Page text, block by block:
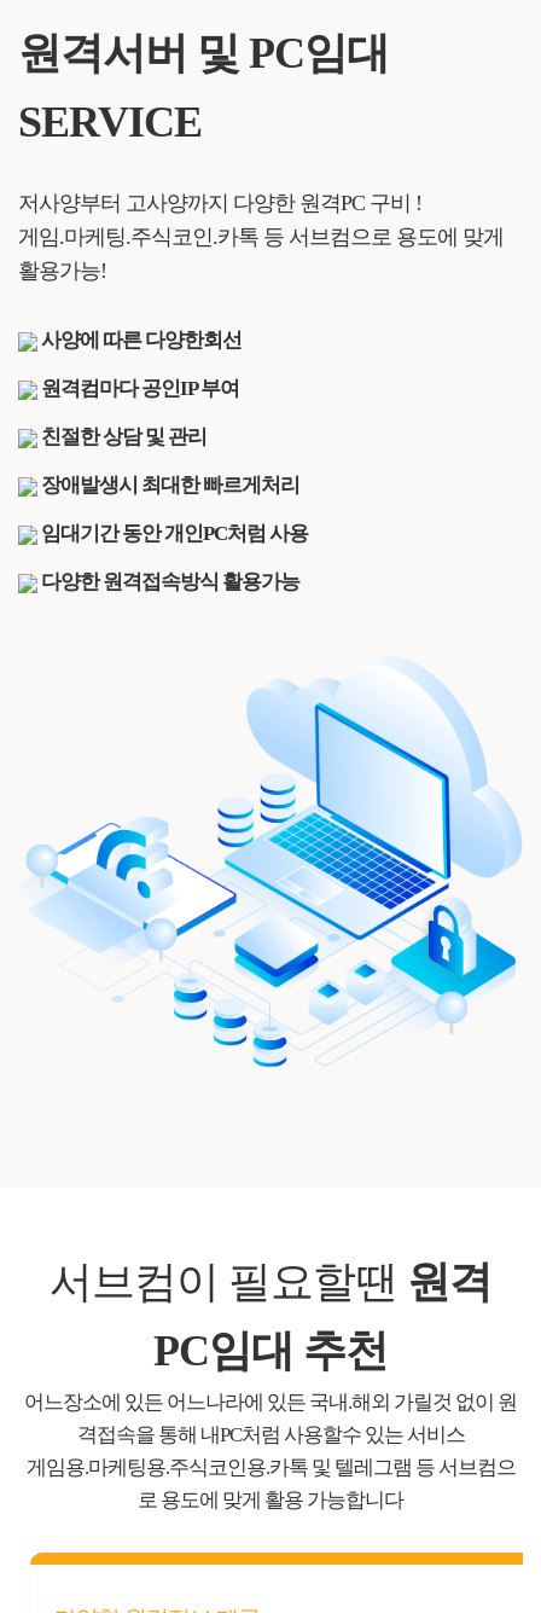
원격서버 및 PC임대
SERVICE
저사양부터 고사양까지 다양한 원격PC 구비 !
게임.마케팅.주식코인.카톡 등 서브컴으로 용도에 맞게
활용가능!
사양에 따른 다양한회선
원격컴마다 공인IP 부여
친절한 상담 및 관리
장애발생시 최대한 빠르게처리
임대기간 동안 개인PC처럼 사용
다양한 원격접속방식 활용가능
서브컴이 필요할땐 원격
PC임대 추천
어느장소에 있든 어느나라에 있든 국내.해외 가릴것 없이 원
격접속을 통해 내PC처럼 사용할수 있는 서비스
게임용.마케팅용.주식코인용.카톡 및 텔레그램 등 서브컴으
로 용도에 맞게 활용 가능합니다